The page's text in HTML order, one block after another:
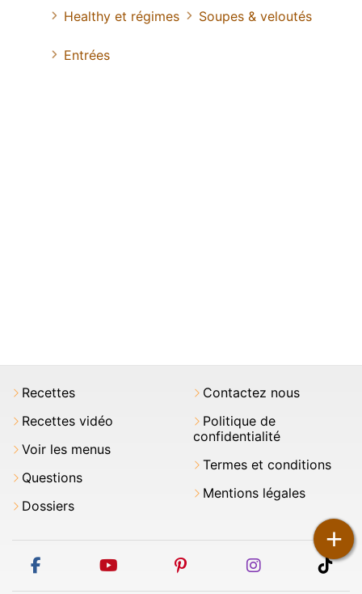
+
Healthy et régimes
Soupes & veloutés
Entrées
Recettes
Recettes vidéo
Voir les menus
Questions
Dossiers
Contactez nous
Politique de
confidentialité
Termes et conditions
Mentions légales
facebook youtube pinterest instagram